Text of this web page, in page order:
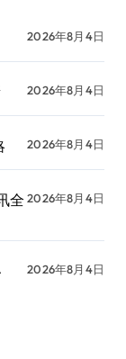
2026年8月4日
2026年8月4日
2026年8月4日
全 2026年8月4日
2026年8月4日